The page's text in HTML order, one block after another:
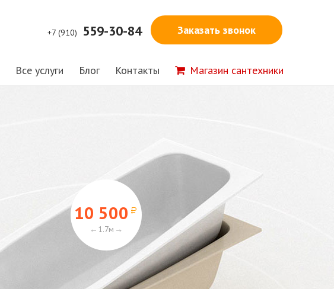
Заказать звонок
+7 (910) 559-30-84
Все услуги Блог Контакты Магазин сантехники
10 500
1.7м